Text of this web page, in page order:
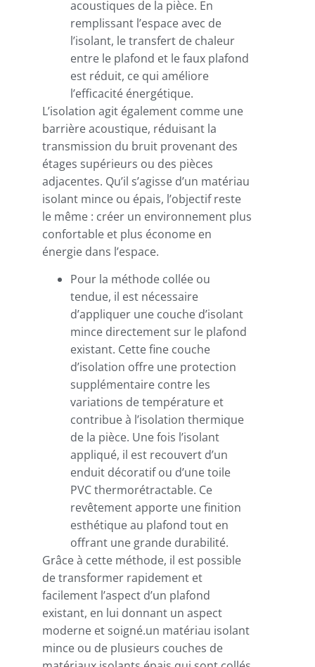
acoustiques de la pièce. En
remplissant l’espace avec de
l’isolant, le transfert de chaleur
entre le plafond et le faux plafond
est réduit, ce qui améliore
l’efficacité énergétique.
L’isolation agit également comme une
barrière acoustique, réduisant la
transmission du bruit provenant des
étages supérieurs ou des pièces
adjacentes. Qu’il s’agisse d’un matériau
isolant mince ou épais, l’objectif reste
le même : créer un environnement plus
confortable et plus économe en
énergie dans l’espace.
Pour la méthode collée ou
tendue, il est nécessaire
d’appliquer une couche d’isolant
mince directement sur le plafond
existant. Cette fine couche
d’isolation offre une protection
supplémentaire contre les
variations de température et
contribue à l’isolation thermique
de la pièce. Une fois l’isolant
appliqué, il est recouvert d’un
enduit décoratif ou d’une toile
PVC thermorétractable. Ce
revêtement apporte une finition
esthétique au plafond tout en
offrant une grande durabilité.
Grâce à cette méthode, il est possible
de transformer rapidement et
facilement l’aspect d’un plafond
existant, en lui donnant un aspect
moderne et soigné.un matériau isolant
mince ou de plusieurs couches de